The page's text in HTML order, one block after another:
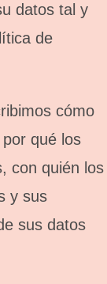
datos tal y
de
cómo
qué los
con quién los
y sus
sus datos